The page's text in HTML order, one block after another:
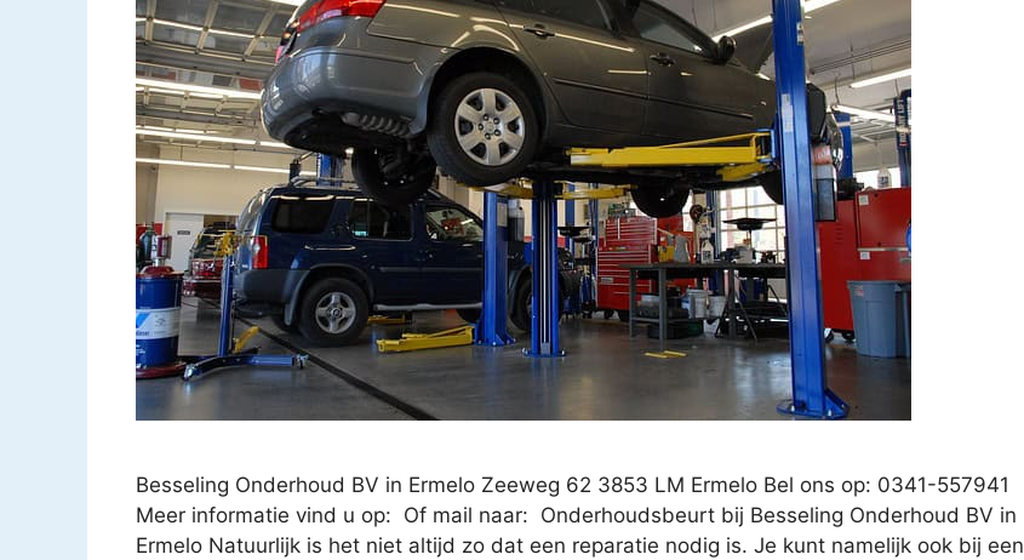
Besseling Onderhoud BV in Ermelo Zeeweg 62 3853 LM Ermelo Bel ons op: 0341-557941
Meer informatie vind u op: Of mail naar: Onderhoudsbeurt bij Besseling Onderhoud BV in
Ermelo Natuurlijk is het niet altijd zo dat een reparatie nodig is. Je kunt namelijk ook bij een